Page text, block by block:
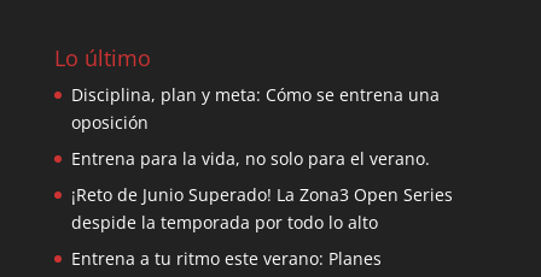
Lo último
Disciplina, plan y meta: Cómo se entrena una
oposición
Entrena para la vida, no solo para el verano.
¡Reto de Junio Superado! La Zona3 Open Series
despide la temporada por todo lo alto
Entrena a tu ritmo este verano: Planes